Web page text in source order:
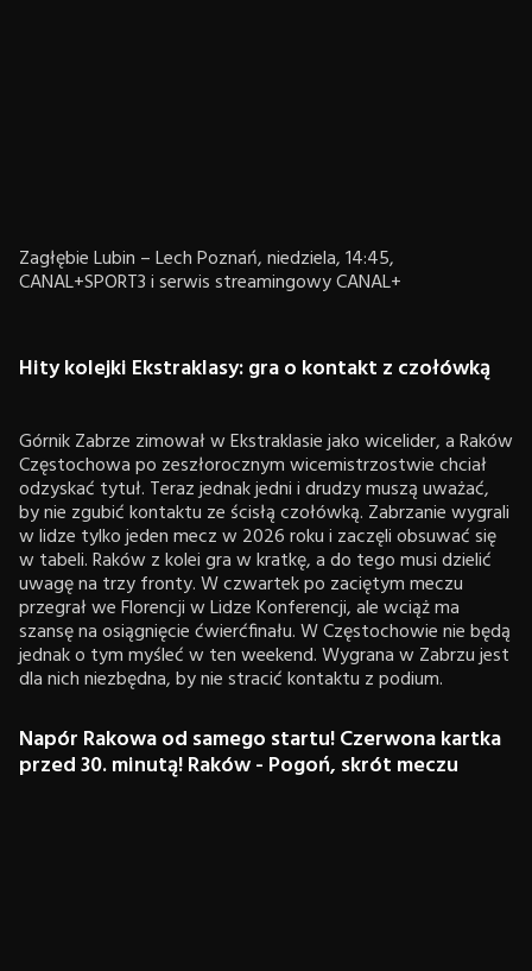
Zagłębie Lubin – Lech Poznań, niedziela, 14:45,
CANAL+SPORT3 i serwis streamingowy CANAL+
Hity kolejki Ekstraklasy: gra o kontakt z czołówką
Górnik Zabrze zimował w Ekstraklasie jako wicelider, a Raków
Częstochowa po zeszłorocznym wicemistrzostwie chciał
odzyskać tytuł. Teraz jednak jedni i drudzy muszą uważać,
by nie zgubić kontaktu ze ścisłą czołówką. Zabrzanie wygrali
w lidze tylko jeden mecz w 2026 roku i zaczęli obsuwać się
w tabeli. Raków z kolei gra w kratkę, a do tego musi dzielić
uwagę na trzy fronty. W czwartek po zaciętym meczu
przegrał we Florencji w Lidze Konferencji, ale wciąż ma
szansę na osiągnięcie ćwierćfinału. W Częstochowie nie będą
jednak o tym myśleć w ten weekend. Wygrana w Zabrzu jest
dla nich niezbędna, by nie stracić kontaktu z podium.
Napór Rakowa od samego startu! Czerwona kartka
przed 30. minutą! Raków - Pogoń, skrót meczu